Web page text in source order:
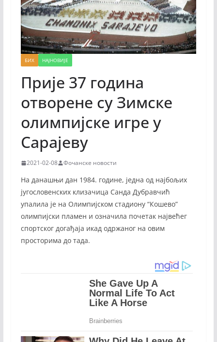
БИХ НАЈНОВИЈЕ
Прије 37 година
отворене су Зимске
олимпијске игре у
Сарајеву
2021-02-08 Фочанске новости
На данашњи дан 1984. године, једна од најбољих
југословенских клизачица Санда Дубравчић
упалила је на Олимпијском стадиону “Кошево”
олимпијски пламен и означила почетак највећег
спортског догађаја икад одржаног на овим
просторима до тада.